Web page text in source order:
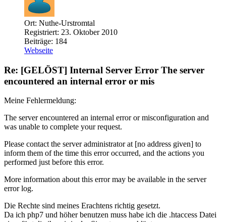
Ort: Nuthe-Urstromtal
Registriert: 23. Oktober 2010
Beiträge: 184
Webseite
Re: [GELÖST] Internal Server Error The server
encountered an internal error or mis
Meine Fehlermeldung:
The server encountered an internal error or misconfiguration and
was unable to complete your request.
Please contact the server administrator at [no address given] to
inform them of the time this error occurred, and the actions you
performed just before this error.
More information about this error may be available in the server
error log.
Die Rechte sind meines Erachtens richtig gesetzt.
Da ich php7 und höher benutzen muss habe ich die .htaccess Datei